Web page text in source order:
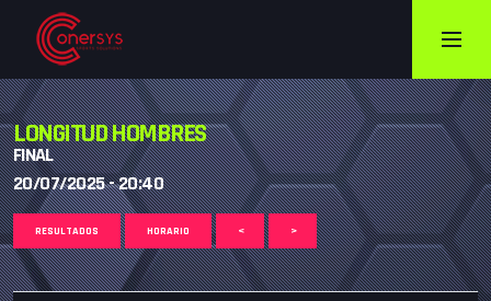
LONGITUD HOMBRES
FINAL
20/07/2025 - 20:40
RESULTADOS HORARIO < >